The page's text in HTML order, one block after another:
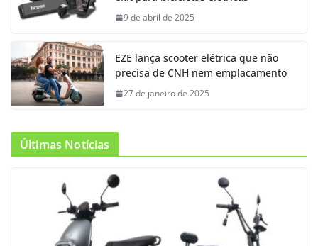
9 de abril de 2025
EZE lança scooter elétrica que não
precisa de CNH nem emplacamento
27 de janeiro de 2025
Últimas Notícias